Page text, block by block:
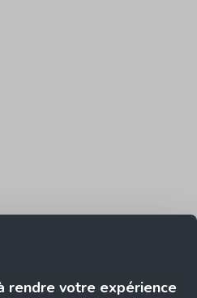
rendre votre expérience